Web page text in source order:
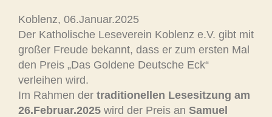
Koblenz, 06.Januar.2025
Der Katholische Leseverein Koblenz e.V. gibt mit
großer Freude bekannt, dass er zum ersten Mal
den Preis „Das Goldene Deutsche Eck“
verleihen wird.
Im Rahmen der traditionellen Lesesitzung am
26.Februar.2025 wird der Preis an Samuel